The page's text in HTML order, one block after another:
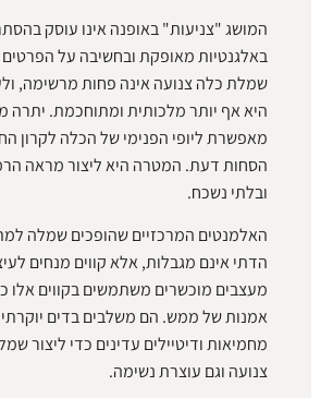
המושג "צניעות" באופנה אינו עוסק
באלגנטיות מאופקת ובחשיבה על
שמלת כלה צנועה אינה פחות מרשימה,
היא אף יותר מלכותית ומתוחכמת. יתרה
מאפשרת ליופי הפנימי של הכלה לקרון
הסחות דעת. המטרה היא ליצור מראה
ובלתי נשכח.
האלמנטים המרכזיים שהופכים שמלה
הדתי אינם מגבלות, אלא קווים מנחים
מעצבים מוכשרים משתמשים בקווים אלו
אמנות של ממש. הם משלבים בדים
מחמיאות ודיטיילים עדינים כדי ליצור
צנועה וגם עוצרת נשימה.